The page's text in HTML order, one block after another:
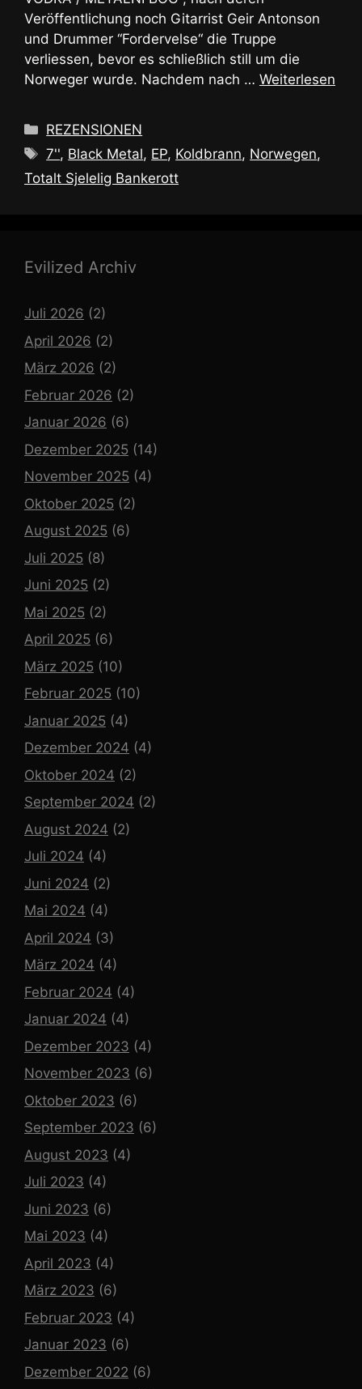
Veröffentlichung noch Gitarrist Geir Antonson
und Drummer “Fordervelse“ die Truppe
verliessen, bevor es schließlich still um die
Norweger wurde. Nachdem nach … Weiterlesen
Kategorien
REZENSIONEN
Schlagwörter
7'', Black Metal, EP, Koldbrann, Norwegen,
Totalt Sjelelig Bankerott
Evilized Archiv
Juli 2026 (2)
April 2026 (2)
März 2026 (2)
Februar 2026 (2)
Januar 2026 (6)
Dezember 2025 (14)
November 2025 (4)
Oktober 2025 (2)
August 2025 (6)
Juli 2025 (8)
Juni 2025 (2)
Mai 2025 (2)
April 2025 (6)
März 2025 (10)
Februar 2025 (10)
Januar 2025 (4)
Dezember 2024 (4)
Oktober 2024 (2)
September 2024 (2)
August 2024 (2)
Juli 2024 (4)
Juni 2024 (2)
Mai 2024 (4)
April 2024 (3)
März 2024 (4)
Februar 2024 (4)
Januar 2024 (4)
Dezember 2023 (4)
November 2023 (6)
Oktober 2023 (6)
September 2023 (6)
August 2023 (4)
Juli 2023 (4)
Juni 2023 (6)
Mai 2023 (4)
April 2023 (4)
März 2023 (6)
Februar 2023 (4)
Januar 2023 (6)
Dezember 2022 (6)